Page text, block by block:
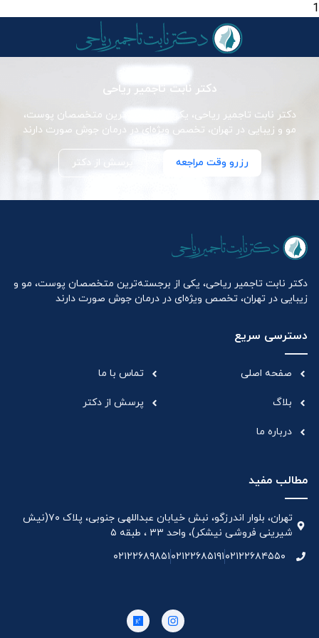
1
دکتر نابت تاجمیر ریاحی
دکتر نابت تاجمیر ریاحی، یکی از برجسته‌ترین متخصصان پوست،
مو و زیبایی در تهران، تخصص ویژه‌ای در درمان جوش صورت دارند
رزرو وقت مراجعه پرسش از دکتر
دکتر نابت تاجمیر ریاحی، یکی از برجسته‌ترین متخصصان پوست، مو و
زیبایی در تهران، تخصص ویژه‌ای در درمان جوش صورت دارند
دسترسی سریع
صفحه اصلی
بلاگ
درباره ما
تماس با ما
پرسش از دکتر
مطالب مفید
تهران، بلوار اندرزگو، نبش خیابان عبداللهی جنوبی، پلاک ۷۰(نیش
شیرینی فروشی نیشکر)، واحد ۳۳ ، طبقه ۵
۰۲۱۲۲۶۸۴۵۵۰۰۲۱۲۲۶۸۵۱۹۱۰۲۱۲۲۶۸۹۸۵۱